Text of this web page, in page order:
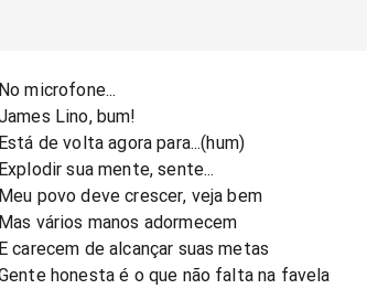
No microfone...
Lino, bum!
Está de volta agora para...(hum)
Explodir sua mente, sente...
Meu povo deve crescer, veja bem
Mas vários manos adormecem
E carecem de alcançar suas metas
honesta é o que não falta na favela